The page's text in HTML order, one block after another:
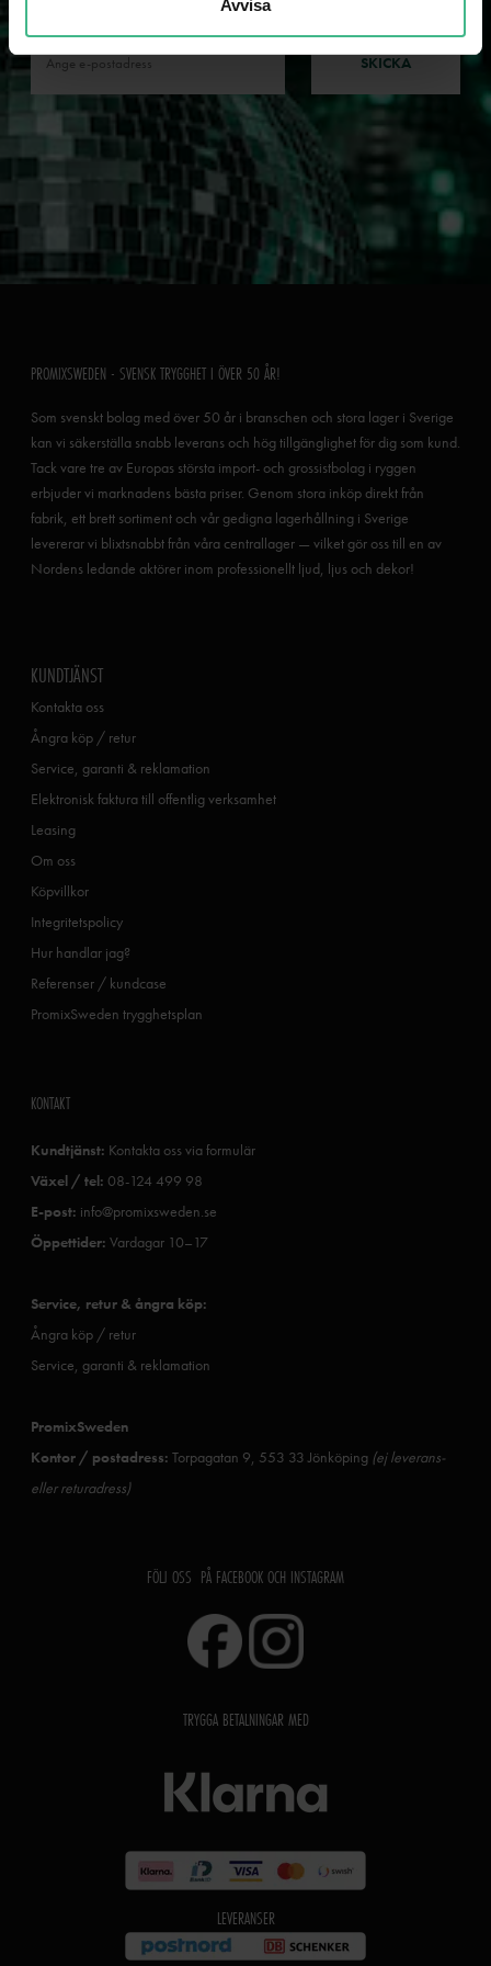
Avvisa
nyheter och kampanjer!
SKICKA
PROMIXSWEDEN - SVENSK TRYGGHET I ÖVER 50 ÅR!
Som svenskt bolag med över 50 år i branschen och stora lager i Sverige
kan vi säkerställa snabb leverans och hög tillgänglighet för dig som kund.
Tack vare tre av Europas största import- och grossistbolag i ryggen
erbjuder vi marknadens bästa priser. Genom stora inköp direkt från
fabrik, ett brett sortiment och vår gedigna lagerhållning i Sverige
levererar vi blixtsnabbt från våra centrallager — vilket gör oss till en av
Nordens ledande aktörer inom professionellt ljud, ljus och dekor!
KUNDTJÄNST
Kontakta oss
Ångra köp / retur
Service, garanti & reklamation
Elektronisk faktura till offentlig verksamhet
Leasing
Om oss
Köpvillkor
Integritetspolicy
Hur handlar jag?
Referenser / kundcase
PromixSweden trygghetsplan
KONTAKT
Kundtjänst: Kontakta oss via formulär
Växel / tel: 08-124 499 98
E-post: info@promixsweden.se
Öppettider: Vardagar 10–17
Service, retur & ångra köp:
Ångra köp / retur
Service, garanti & reklamation
PromixSweden
Kontor / postadress: Torpagatan 9, 553 33 Jönköping (ej leverans-
eller returadress)
FÖLJ OSS PÅ FACEBOOK OCH INSTAGRAM
TRYGGA BETALNINGAR MED
LEVERANSER